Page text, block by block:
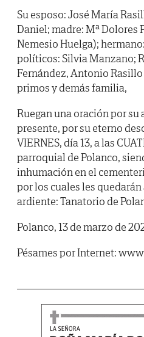
Su esposo: José María
Daniel; madre: Mª Dolores
Nemesio Huelga);
políticos: Silvia Manzano;
Fernández, Antonio
primos y demás familia,
Ruegan una oración por
presente, por su eterno
VIERNES, día 13, a las
parroquial de Polanco,
inhumación en el
por los cuales les
ardiente: Tanatorio de
Polanco, 13 de marzo de
Pésames por Internet: